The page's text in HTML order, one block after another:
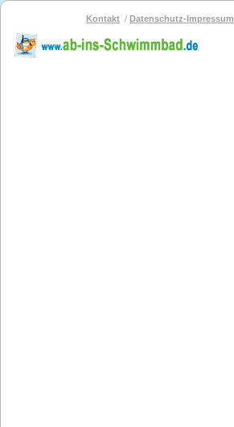
Kontakt Datenschutz-Impressum